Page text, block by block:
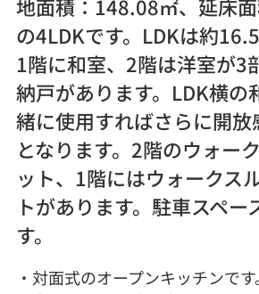
地面積：148.08㎡、延床
の4LDKです。LDKは約16.5
1階に和室、2階は洋室が3
納戸があります。LDK横の
緒に使用すればさらに開放
となります。2階のウォー
ット、1階にはウォークス
トがあります。駐車スペー
す。
・対面式のオープンキッチンです